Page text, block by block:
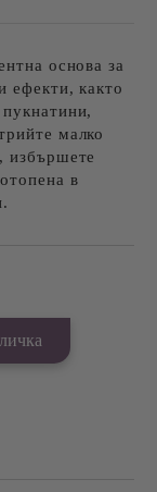
основа за
ефекти, както
малко
избършете
в